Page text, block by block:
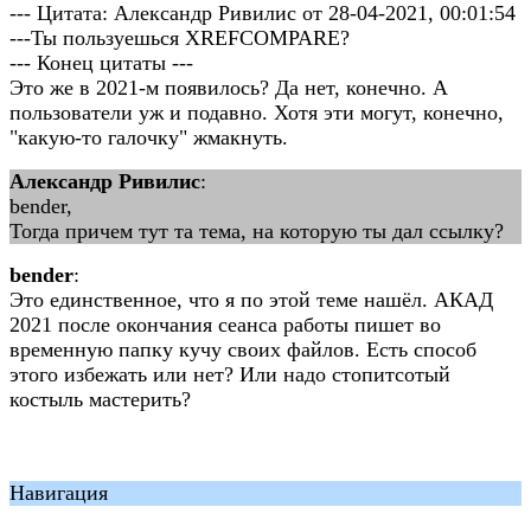
--- Цитата: Александр Ривилис от 28-04-2021, 00:01:54
---Ты пользуешься XREFCOMPARE?
--- Конец цитаты ---
Это же в 2021-м появилось? Да нет, конечно. А
пользователи уж и подавно. Хотя эти могут, конечно,
"какую-то галочку" жмакнуть.
Александр Ривилис:
bender,
Тогда причем тут та тема, на которую ты дал ссылку?
bender:
Это единственное, что я по этой теме нашёл. АКАД
2021 после окончания сеанса работы пишет во
временную папку кучу своих файлов. Есть способ
этого избежать или нет? Или надо стопитсотый
костыль мастерить?
Навигация